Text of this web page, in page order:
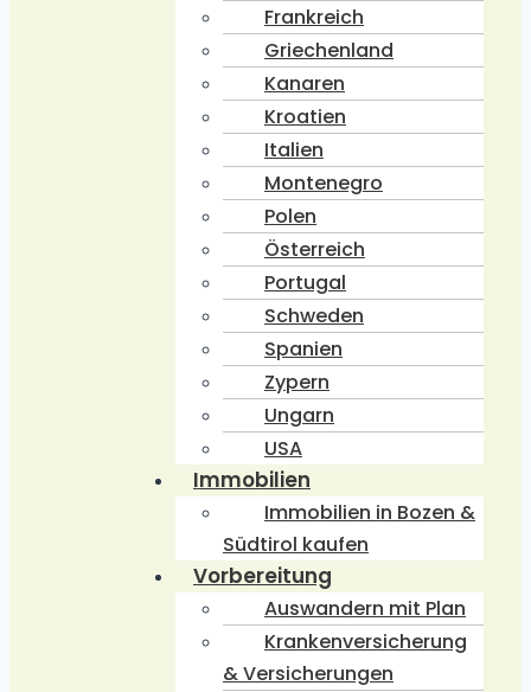
Frankreich
Griechenland
Kanaren
Kroatien
Italien
Montenegro
Polen
Österreich
Portugal
Schweden
Spanien
Zypern
Ungarn
USA
Immobilien
Immobilien in Bozen &
Südtirol kaufen
Vorbereitung
Auswandern mit Plan
Krankenversicherung
& Versicherungen